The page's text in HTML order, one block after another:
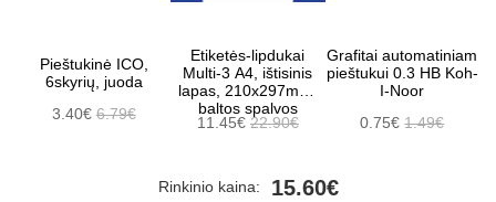
Pieštukinė ICO,
6skyrių, juoda
3.40€6.79€
Etiketės-lipdukai
Multi-3 A4, ištisinis
lapas, 210x297mm.
baltos spalvos
11.45€ 22.90€
Grafitai automatiniam
pieštukui 0.3 HB Koh-
I-Noor
0.75€1.49€
Rinkinio kaina: 15.60€